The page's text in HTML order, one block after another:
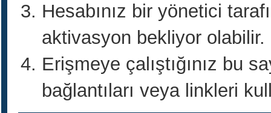
Hesabınız bir yönetici
aktivasyon bekliyor olabilir.
Erişmeye çalıştığınız bu
bağlantıları veya linkleri